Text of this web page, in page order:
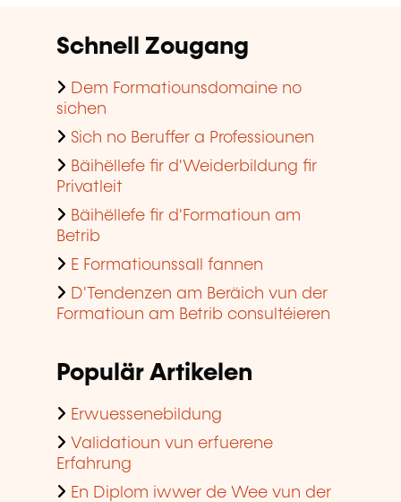
Schnell Zougang
Dem Formatiounsdomaine no
sichen
Sich no Beruffer a Professiounen
Bäihëllefe fir d'Weiderbildung fir
Privatleit
Bäihëllefe fir d'Formatioun am
Betrib
E Formatiounssall fannen
D'Tendenzen am Beräich vun der
Formatioun am Betrib consultéieren
Populär Artikelen
Erwuessenebildung
Validatioun vun erfuerene
Erfahrung
En Diplom iwwer de Wee vun der